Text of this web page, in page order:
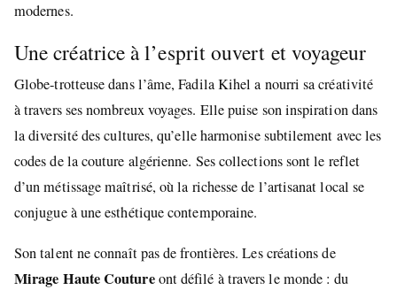
modernes.
Une créatrice à l’esprit ouvert et voyageur
Globe-trotteuse dans l’âme, Fadila Kihel a nourri sa créativité
à travers ses nombreux voyages. Elle puise son inspiration dans
la diversité des cultures, qu’elle harmonise subtilement avec les
codes de la couture algérienne. Ses collections sont le reflet
d’un métissage maîtrisé, où la richesse de l’artisanat local se
conjugue à une esthétique contemporaine.
Son talent ne connaît pas de frontières. Les créations de
Mirage Haute Coutureont défilé à travers le monde : du